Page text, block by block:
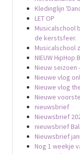
Kledinglijn
LET OP
Musicalschool
de kerstsfeer.
Musicalschool
NIEUW HipHop
Nieuw seizoen
Nieuwe vlog
Nieuwe vlog
Nieuwe
nieuwsbrief
Nieuwsbrief
nieuwsbrief
Nieuwsbrief
Nog 1 weekje